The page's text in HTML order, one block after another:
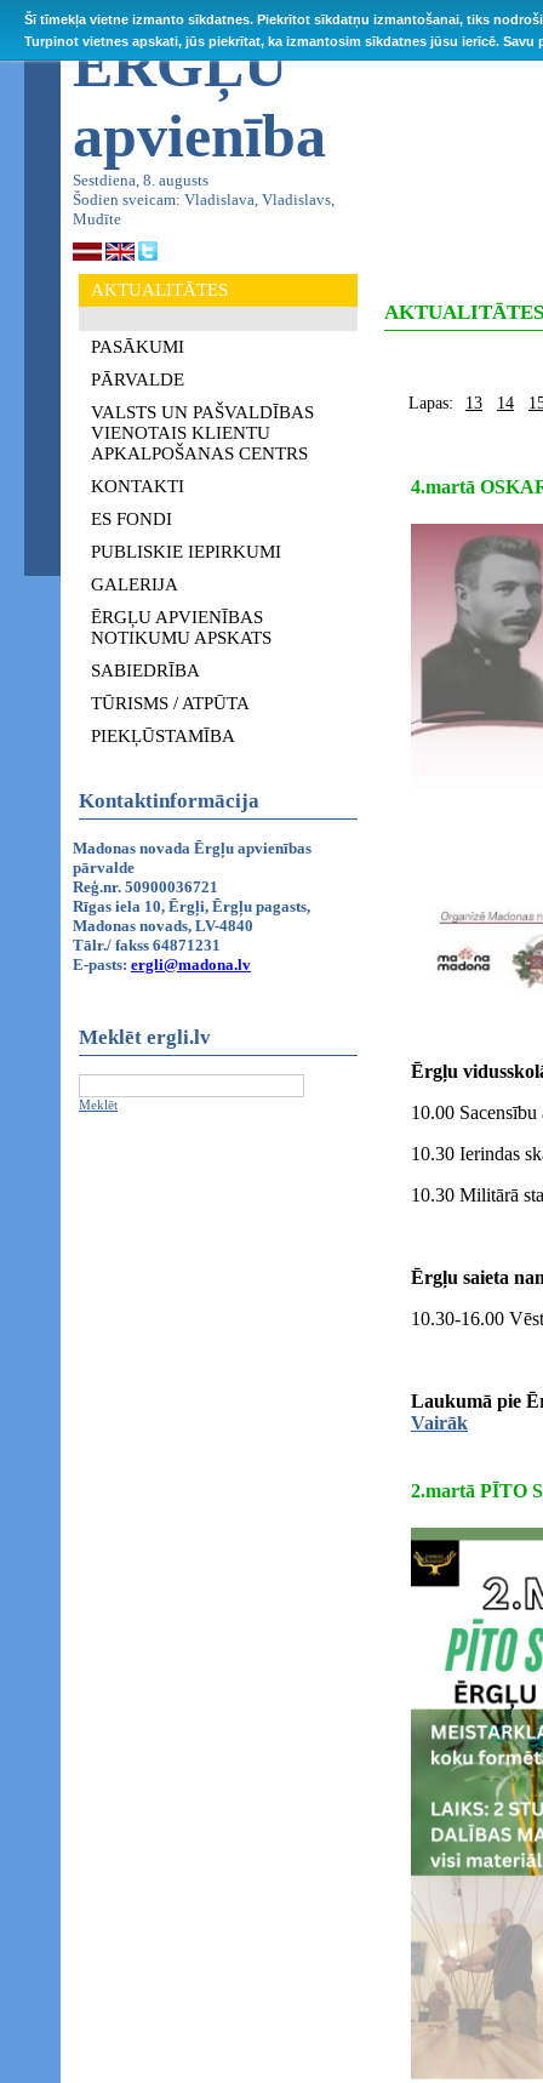
Šī tīmekļa vietne izmanto sīkdatnes. Piekrītot sīkdatņu izmantošanai, tiks
Turpinot vietnes apskati, jūs piekrītat, ka izmantosim sīkdatnes jūsu ierīcē.
ĒRGĻU
apvienība
Sestdiena, 8. augusts
Šodien sveicam: Vladislava, Vladislavs,
Mudīte
AKTUALITĀTES
PASĀKUMI
PĀRVALDE
VALSTS UN PAŠVALDĪBAS
VIENOTAIS KLIENTU
APKALPOŠANAS CENTRS
KONTAKTI
ES FONDI
PUBLISKIE IEPIRKUMI
GALERIJA
ĒRGĻU APVIENĪBAS
NOTIKUMU APSKATS
SABIEDRĪBA
TŪRISMS / ATPŪTA
PIEKĻŪSTAMĪBA
Kontaktinformācija
Madonas novada Ērgļu apvienības
pārvalde
Reģ.nr. 50900036721
Rīgas iela 10, Ērgļi, Ērgļu pagasts,
Madonas novads, LV-4840
Tālr./ fakss 64871231
E-pasts: ergli@madona.lv
Meklēt ergli.lv
Meklēt
AKTUALITĀTES
Lapas: 13 14
4.martā
Ērgļu
10.00 Sacensību
10.30 Ierindas
10.30 Militārā
Ērgļu saieta
10.30-16.00
Laukumā pie
Vairāk
2.martā PĪTO